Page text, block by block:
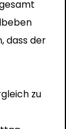
dass der
zu